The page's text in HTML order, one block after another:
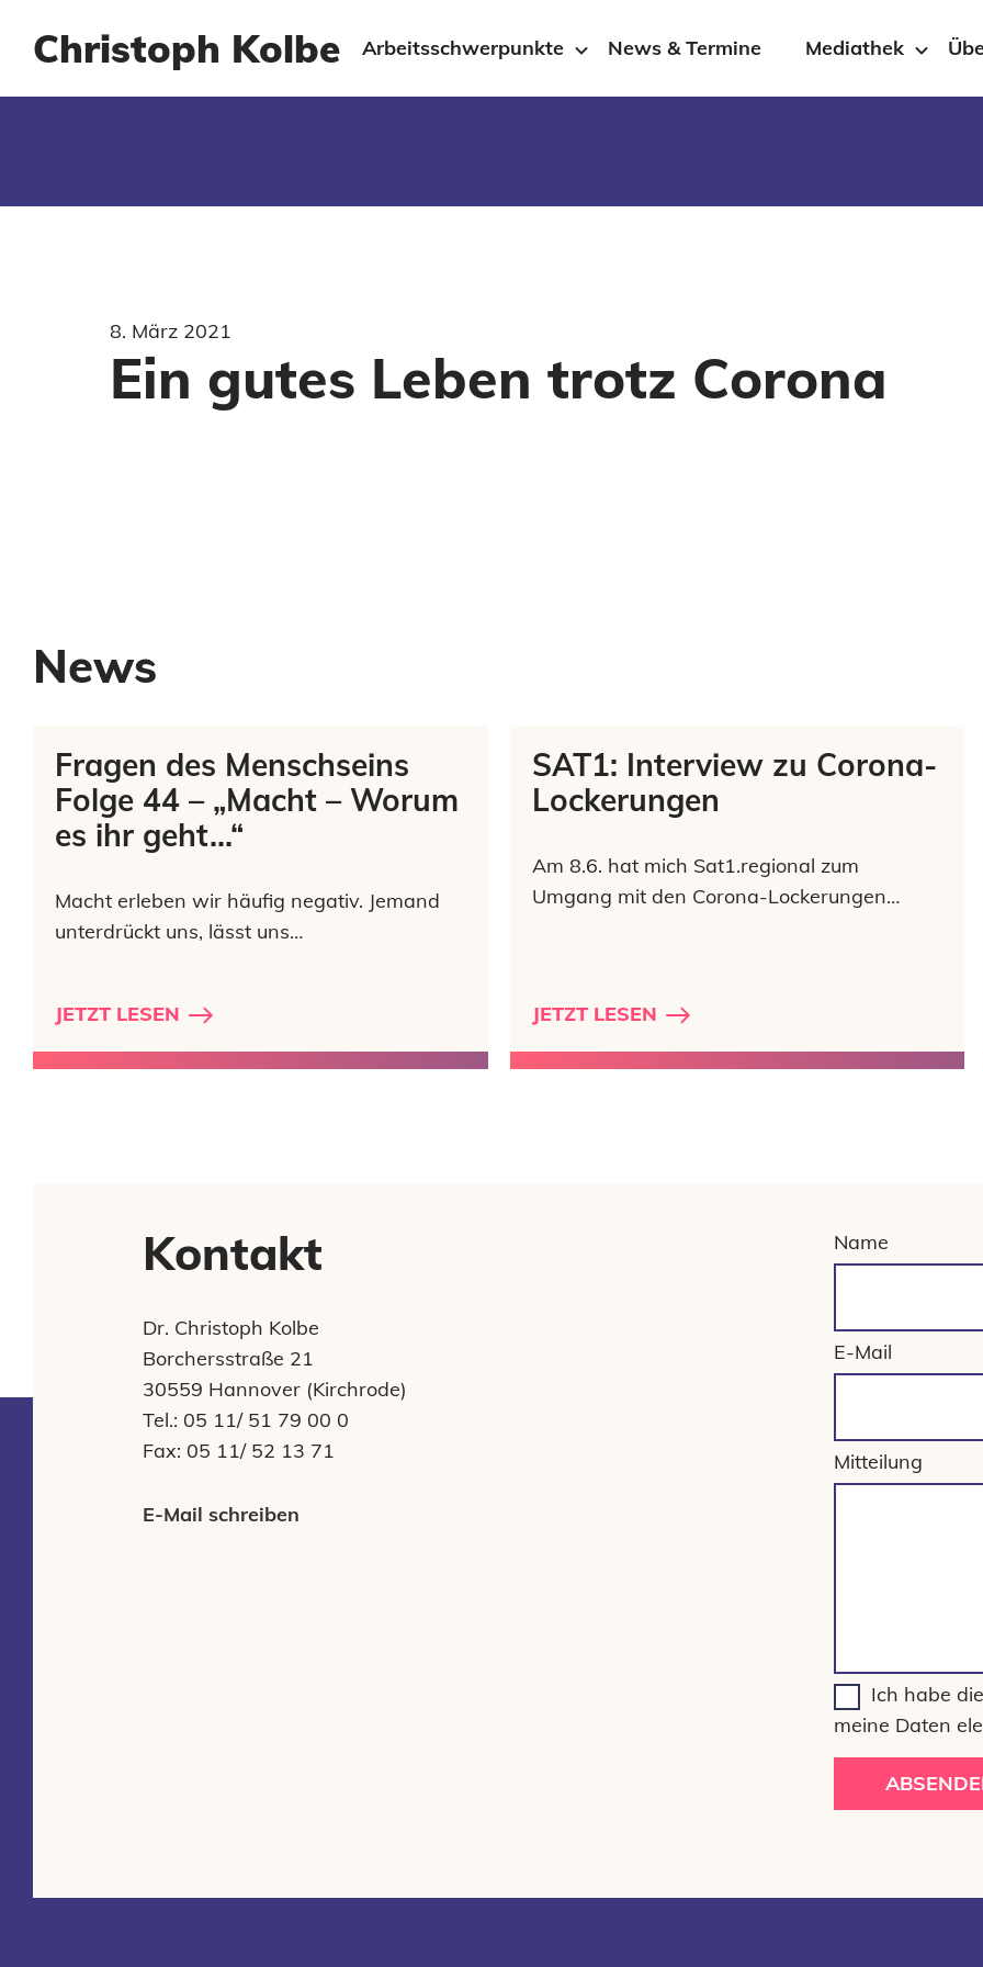
Christoph Kolbe Arbeitsschwerpunkte News & Termine Mediathek
8. März 2021
Ein gutes Leben trotz Corona
News
Fragen des Menschseins
Folge 44 – „Macht – Worum
es ihr geht…“
Macht erleben wir häufig negativ. Jemand
unterdrückt uns, lässt uns…
JETZT LESEN
SAT1: Interview zu Corona-
Lockerungen
Am 8.6. hat mich Sat1.regional zum
Umgang mit den Corona-Lockerungen…
JETZT LESEN
Kontakt
Dr. Christoph Kolbe
Borchersstraße 21
30559 Hannover (Kirchrode)
Tel.: 05 11/ 51 79 00 0
Fax: 05 11/ 52 13 71
E-Mail schreiben
Name
E-Mail
Mitteilung
Ich habe die
meine Daten